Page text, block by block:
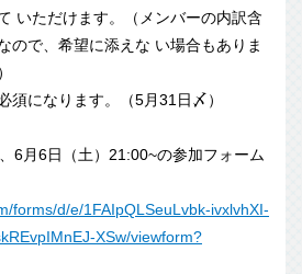
いただけます。（メンバーの内訳含
ので、 希望に添えな い場合もありま
須になります。（5月31日〆）
6月6日（土）21:00~の参加フォーム
forms/d/e/1FAIpQLSeuLvbk-ivxlvhXI-
XSw/viewform?